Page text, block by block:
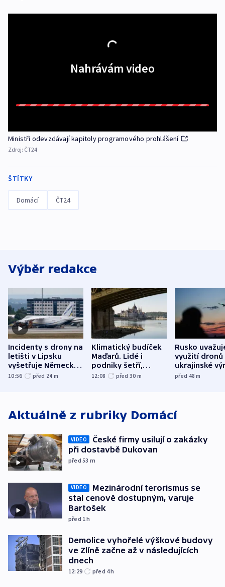
Nahrávám video
Ministři odevzdávají kapitoly programového prohlášení
Zdroj: ČT24
ŠTÍTKY
Domácí ČT24
Výběr redakce
Incidenty s drony na
letišti v Lipsku
vyšetřuje Německo
jako úmyslný pokus
10:56 před 24 m
Klimatický budíček
Maďarů. Lidé i
podniky šetří,
omezuje se doprava
12:08 před 30 m
Rusko
využití dronů
ukrajinské
útokům v
před 48m
Aktuálně z rubriky Domácí
VIDEO
České firmy usilují o zakázky
při dostavbě Dukovan
před 53 m
VIDEO
Mezinárodní terorismus se
stal cenově dostupným, varuje
Bartošek
před 1h
Demolice vyhořelé výškové budovy
ve Zlíně začne až v následujících
dnech
12:29 před 4h